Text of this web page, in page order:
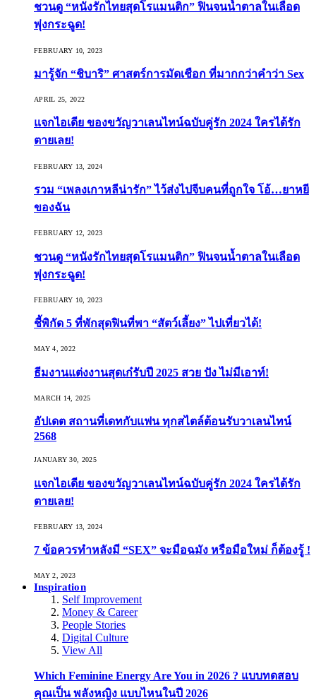
ชวนดู “หนังรักไทยสุดโรแมนติก” ฟินจนน้ำตาลในเลือด
พุ่งกระฉูด!
FEBRUARY 10, 2023
มารู้จัก “ชิบาริ” ศาสตร์การมัดเชือก ที่มากกว่าคำว่า Sex
APRIL 25, 2022
แจกไอเดีย ของขวัญวาเลนไทน์ฉบับคู่รัก 2024 ใครได้รัก
ตายเลย!
FEBRUARY 13, 2024
รวม “เพลงเกาหลีน่ารัก” ไว้ส่งไปจีบคนที่ถูกใจ โอ้…ยาหยี
ของฉัน
FEBRUARY 12, 2023
ชวนดู “หนังรักไทยสุดโรแมนติก” ฟินจนน้ำตาลในเลือด
พุ่งกระฉูด!
FEBRUARY 10, 2023
ชี้พิกัด 5 ที่พักสุดฟินที่พา “สัตว์เลี้ยง” ไปเที่ยวได้!
MAY 4, 2022
ธีมงานแต่งงานสุดเก๋รับปี 2025 สวย ปัง ไม่มีเอาท์!
MARCH 14, 2025
อัปเดต สถานที่เดทกับแฟน ทุกสไตล์ต้อนรับวาเลนไทน์
2568
JANUARY 30, 2025
แจกไอเดีย ของขวัญวาเลนไทน์ฉบับคู่รัก 2024 ใครได้รัก
ตายเลย!
FEBRUARY 13, 2024
7 ข้อควรทำหลังมี “SEX” จะมือฉมัง หรือมือใหม่ ก็ต้องรู้ !
MAY 2, 2023
Inspiration
Self Improvement
Money & Career
People Stories
Digital Culture
View All
Which Feminine Energy Are You in 2026 ? แบบทดสอบ
คุณเป็น พลังหญิง แบบไหนในปี 2026